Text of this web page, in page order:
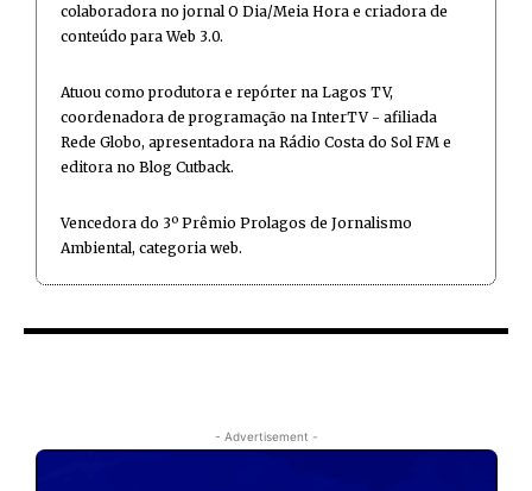
colaboradora no jornal O Dia/Meia Hora e criadora de
conteúdo para Web 3.0.
Atuou como produtora e repórter na Lagos TV,
coordenadora de programação na InterTV - afiliada
Rede Globo, apresentadora na Rádio Costa do Sol FM e
editora no Blog Cutback.
Vencedora do 3º Prêmio Prolagos de Jornalismo
Ambiental, categoria web.
- Advertisement -